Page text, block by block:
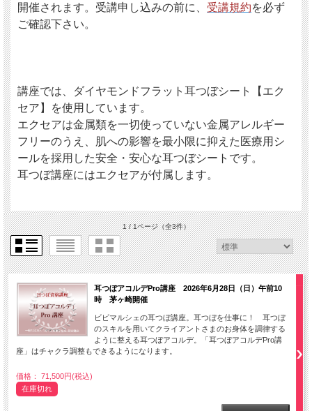
開催されます。受講申し込みの前に、 受講規約を必ず
ご確認下さい。
講座では、ダイヤモンドフラット耳つぼシート【エク
セア】を使用しています。
エクセアは金属類を一切使っていない金属アレルギー
フリーのうえ、肌への影響を最小限に抑えた医療用シ
ールを採用した安全・安心な耳つぼシートです。
耳つぼ講座にはエクセアが付属します。
1 / 1ページ（全3件）
耳つぼアコルデPro講座 2026年6月28日（日）午前10
時 茅ヶ崎開催
ビビマルシェの耳つぼ講座。耳つぼを仕事に！ 耳つぼ
のスキルを用いてクライアントさまのお身体を調律する
ように整える耳つぼアコルデ。「耳つぼアコルデPro講
座」はチャクラ調整もできるようになります。
価格： 71,500円(税込)
在庫切れ